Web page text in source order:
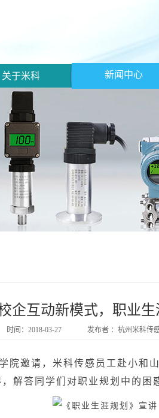
关于米科 新闻中心
企互动新模式，职业生
时间：2018-03-27 发布者 ：杭州米科传
邀请，米科传感员工赴小和
解答同学们对职业规划中的困